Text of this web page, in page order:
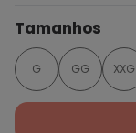
Tamanhos
G GG XXG